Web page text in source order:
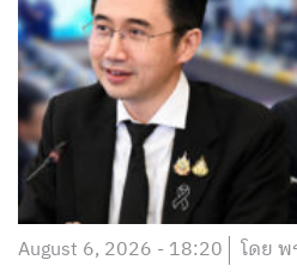
August 6, 2026 - 18:20 โดย พ